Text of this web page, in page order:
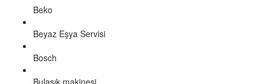
Beko
Beyaz Eşya Servisi
Bosch